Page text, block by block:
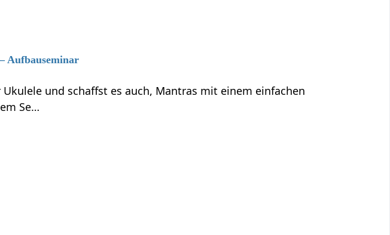
Aufbauseminar
und schaffst es auch, Mantras mit einem einfachen
Se…